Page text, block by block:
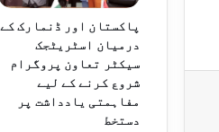
پاکستان اور ڈنمارک کے
درمیان اسٹریٹجک
سیکٹر تعاون پروگرام
شروع کرنے کے لیے
مفاہمتی یادداشت پر
دستخط